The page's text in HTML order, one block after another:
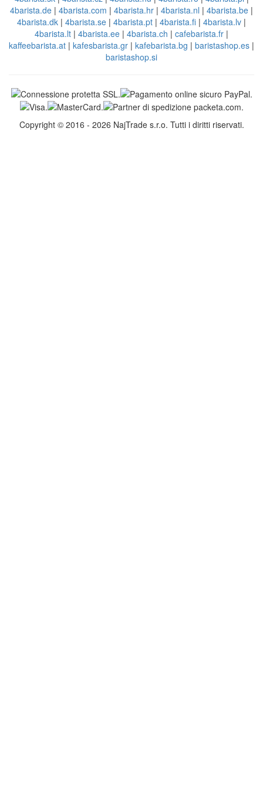
4barista.de | 4barista.com | 4barista.hr | 4barista.nl | 4barista.be |
4barista.dk | 4barista.se | 4barista.pt | 4barista.fi | 4barista.lv |
4barista.lt | 4barista.ee | 4barista.ch | cafebarista.fr |
kaffeebarista.at | kafesbarista.gr | kafebarista.bg | baristashop.es |
baristashop.si
Copyright © 2016 - 2026 NajTrade s.r.o. Tutti i diritti riservati.